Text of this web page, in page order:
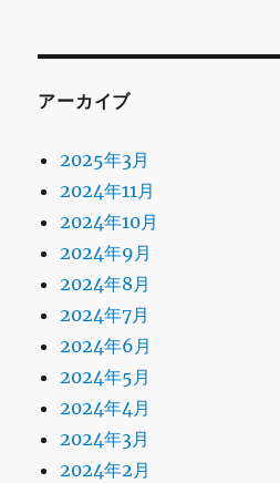
アーカイブ
2025年3月
2024年11月
2024年10月
2024年9月
2024年8月
2024年7月
2024年6月
2024年5月
2024年4月
2024年3月
2024年2月